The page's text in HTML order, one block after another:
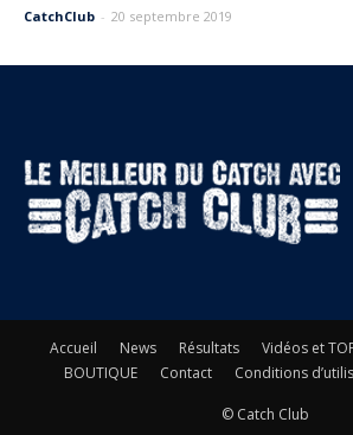
CatchClub - 20 septembre 2019
Accueil News Résultats Vidéos et
BOUTIQUE
Contact Conditions
© Catch Club